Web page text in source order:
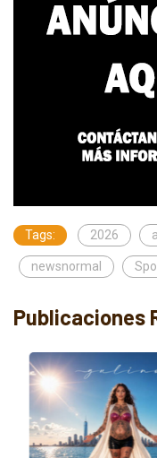
Tags: 2026
newsnormal
Publicaciones